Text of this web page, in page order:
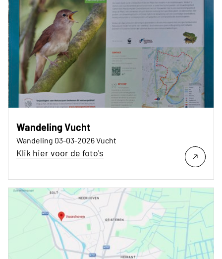
Wandeling Vucht
Wandeling 03-03-2026 Vucht
Klik hier voor de foto's